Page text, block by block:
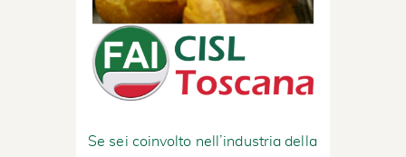
Se sei coinvolto nell’industria della